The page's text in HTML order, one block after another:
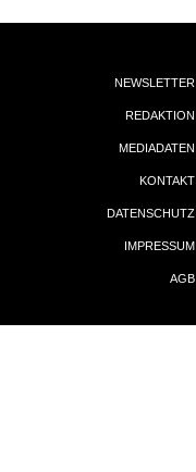
NEWSLETTER
REDAKTION
MEDIADATEN
KONTAKT
DATENSCHUTZ
IMPRESSUM
AGB